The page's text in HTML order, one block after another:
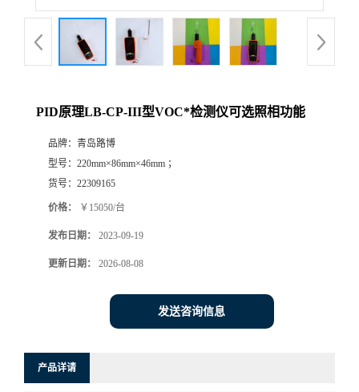
品
厅
PID原理LB-CP-III型VOC*检测仪可选照相功能
品牌： 青岛路博
型号： 220mm×86mm×46mm ；
货号： 22309165
价格： ￥15050/台
发布日期： 2023-09-19
更新日期： 2026-08-08
发送咨询信息
产品详请